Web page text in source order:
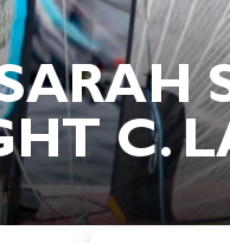
C.
et Lou